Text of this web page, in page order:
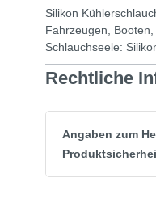
Silikon
Fahrzeugen,
Schlauchseele:
Rechtliche
Angaben zum